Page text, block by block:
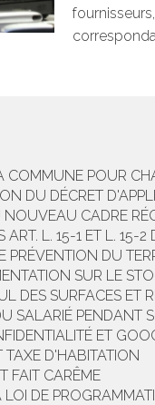
COMMUNE POUR
DU DÉCRET
CADRE
ART. L. 15-1 ET L.
PRÉVENTION DU
SUR LE
DES SURFACES ET
SALARIÉ PENDANT
ET
TAXE D'HABITATION
FAIT CARÊME
DE